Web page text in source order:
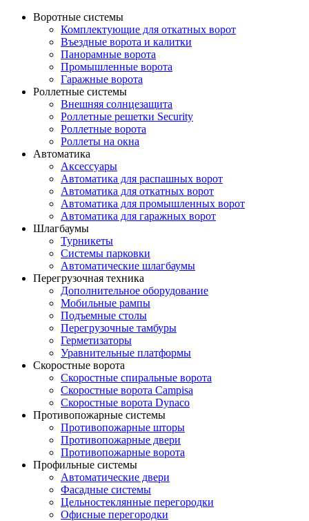
Воротные системы
Комплектующие для откатных ворот
Въездные ворота и калитки
Панорамные ворота
Промышленные ворота
Гаражные ворота
Роллетные системы
Внешняя солнцезащита
Роллетные решетки Security
Роллетные ворота
Роллеты на окна
Автоматика
Аксессуары
Автоматика для распашных ворот
Автоматика для откатных ворот
Автоматика для промышленных ворот
Автоматика для гаражных ворот
Шлагбаумы
Турникеты
Системы парковки
Автоматические шлагбаумы
Перегрузочная техника
Дополнительное оборудование
Мобильные рампы
Подъемные столы
Перегрузочные тамбуры
Герметизаторы
Уравнительные платформы
Скоростные ворота
Скоростные спиральные ворота
Скоростные ворота Campisa
Скоростные ворота Dynaco
Противопожарные системы
Противопожарные шторы
Противопожарные двери
Противопожарные ворота
Профильные системы
Автоматические двери
Фасадные системы
Цельностеклянные перегородки
Офисные перегородки